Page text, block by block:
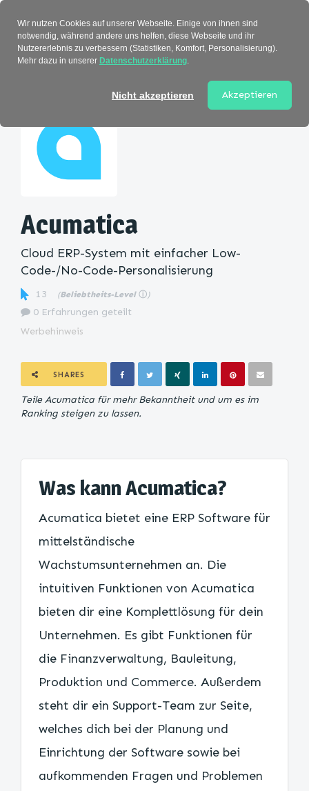
Acumatica
Cloud ERP-System mit einfacher Low-
Code-/No-Code-Personalisierung
13 (Beliebtheits-Level ⓘ )
0 Erfahrungen geteilt
Werbehinweis
SHARES
Teile Acumatica für mehr Bekanntheit und um es im
Ranking steigen zu lassen.
Was kann Acumatica?
Acumatica bietet eine ERP Software für
mittelständische
Wachstumsunternehmen an. Die
intuitiven Funktionen von Acumatica
bieten dir eine Komplettlösung für dein
Unternehmen. Es gibt Funktionen für
die Finanzverwaltung, Bauleitung,
Produktion und Commerce. Außerdem
steht dir ein Support-Team zur Seite,
welches dich bei der Planung und
Einrichtung der Software sowie bei
aufkommenden Fragen und Problemen
Wir nutzen Cookies auf unserer Webseite. Einige von ihnen sind
notwendig, während andere uns helfen, diese Webseite und ihr
Nutzererlebnis zu verbessern (Statistiken, Komfort, Personalisierung).
Mehr dazu in unserer Datenschutzerklärung.
Nicht akzeptieren Akzeptieren